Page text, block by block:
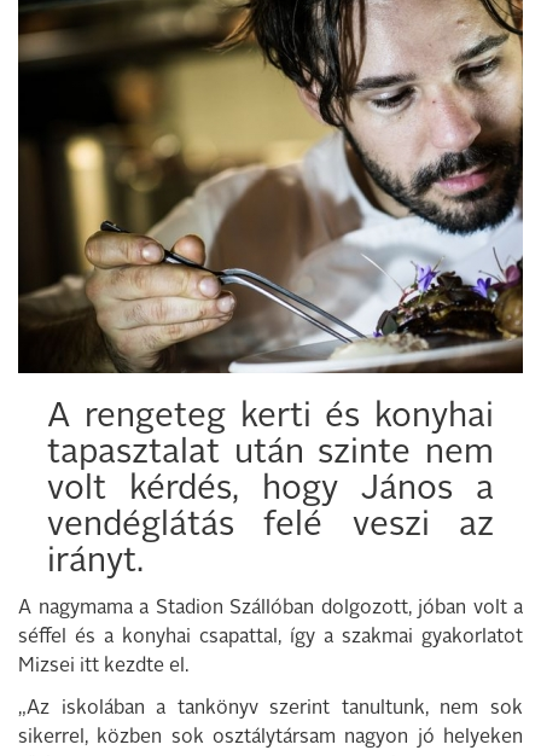
A rengeteg kerti és konyhai
tapasztalat után szinte nem
volt kérdés, hogy János a
vendéglátás felé veszi az
irányt.
A nagymama a Stadion Szállóban dolgozott, jóban volt a
séffel és a konyhai csapattal, így a szakmai gyakorlatot
Mizsei itt kezdte el.
„Az iskolában a tankönyv szerint tanultunk, nem sok
sikerrel, közben sok osztálytársam nagyon jó helyeken